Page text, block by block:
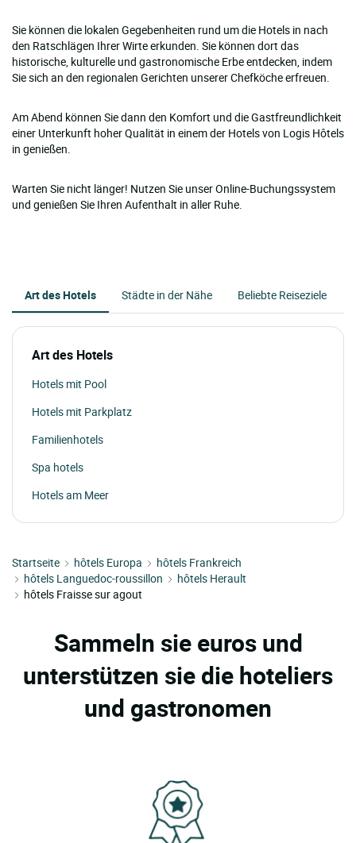
Sie können die lokalen Gegebenheiten rund um die Hotels in nach
den Ratschlägen Ihrer Wirte erkunden. Sie können dort das
historische, kulturelle und gastronomische Erbe entdecken, indem
Sie sich an den regionalen Gerichten unserer Chefköche erfreuen.
Am Abend können Sie dann den Komfort und die Gastfreundlichkeit
einer Unterkunft hoher Qualität in einem der Hotels von Logis Hôtels
in genießen.
Warten Sie nicht länger! Nutzen Sie unser Online-Buchungssystem
und genießen Sie Ihren Aufenthalt in aller Ruhe.
Art des Hotels Städte in der Nähe Beliebte Reiseziele
Art des Hotels
Hotels mit Pool
Hotels mit Parkplatz
Familienhotels
Spa hotels
Hotels am Meer
Startseite hôtels Europa
hôtels Frankreich
hôtels Languedoc-roussillon
hôtels Herault
hôtels Fraisse sur agout
Sammeln sie euros und
unterstützen sie die hoteliers
und gastronomen